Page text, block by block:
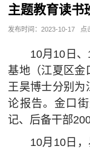
主题教育读书
发布时间：2023-10-17 点
10月 10 日、
基地（江夏区金
王昊博士分别为
论报告。金口
记、后备干部2
10月 10日